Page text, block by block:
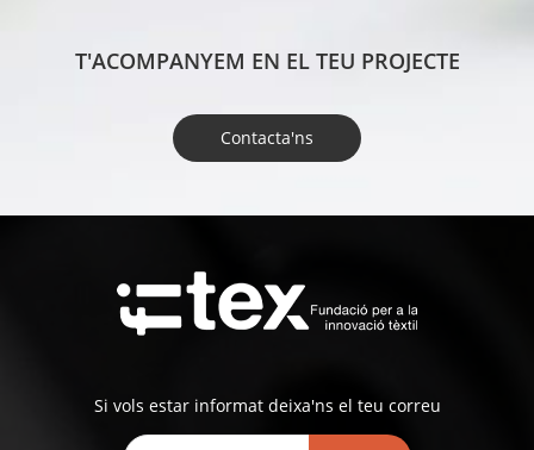
T'ACOMPANYEM EN EL TEU PROJECTE
Contacta'ns
Si vols estar informat deixa'ns el teu correu